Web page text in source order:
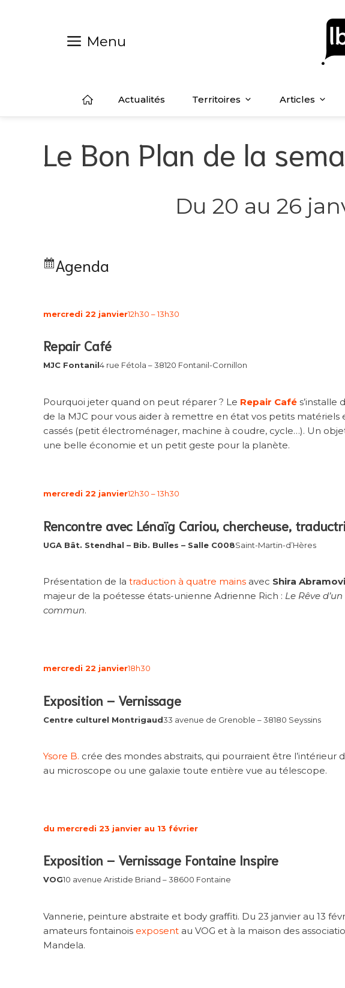
Menu
Actualités Territoires Articles
Le Bon Plan de la
Du 20 au 26
Agenda
mercredi 22 janvier12h30 – 13h30
Repair Café
MJC Fontanil4 rue Fétola – 38120 Fontanil-Cornillon
Pourquoi jeter quand on peut réparer ? Le Repair Café s’installe
de la MJC pour vous aider à remettre en état vos petits matériels
cassés (petit électroménager, machine à coudre, cycle…). Un
une belle économie et un petit geste pour la planète.
mercredi 22 janvier12h30 – 13h30
Rencontre avec Lénaïg Cariou, chercheuse,
UGA Bât. Stendhal – Bib. Bulles – Salle C008Saint-Martin-d’Hères
Présentation de la traduction à quatre mains avec Shira
majeur de la poétesse états-unienne Adrienne Rich : Le Rêve
commun.
mercredi 22 janvier18h30
Exposition – Vernissage
Centre culturel Montrigaud33 avenue de Grenoble – 38180 Seyssins
Ysore B. crée des mondes abstraits, qui pourraient être l’intérieur
au microscope ou une galaxie toute entière vue au télescope.
du mercredi 23 janvier au 13 février
Exposition – Vernissage Fontaine Inspire
VOG10 avenue Aristide Briand – 38600 Fontaine
Vannerie, peinture abstraite et body graffiti. Du 23 janvier au 13
amateurs fontainois exposent au VOG et à la maison des
Mandela.